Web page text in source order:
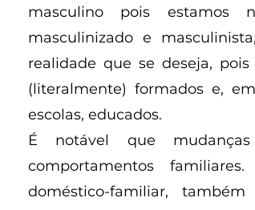
masculino pois estamos
masculinizado e
realidade que se deseja,
(literalmente) formados e,
escolas, educados.
É notável que
comportamentos
doméstico-familiar,